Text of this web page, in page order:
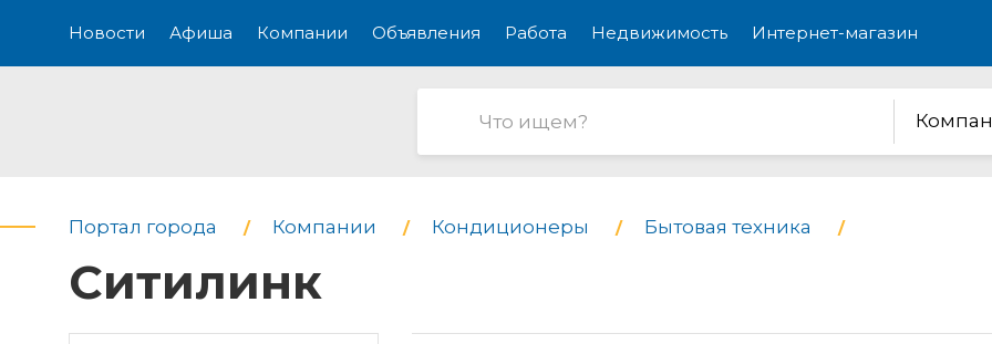
Новости Афиша Компании Объявления Работа Недвижимость Интернет-магазин
Портал города Компании Кондиционеры Бытовая техника
Ситилинк